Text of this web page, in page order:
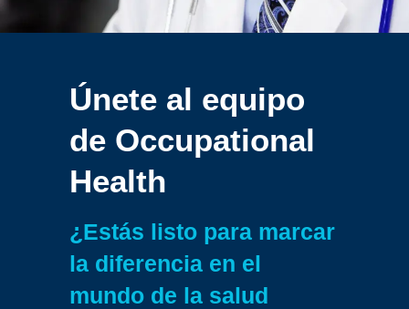
Únete al equipo
de Occupational
Health
¿Estás listo para marcar
la diferencia en el
mundo de la salud